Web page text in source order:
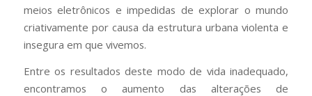
meios eletrônicos e impedidas de explorar o mundo
criativamente por causa da estrutura urbana violenta e
insegura em que vivemos.
Entre os resultados deste modo de vida inadequado,
encontramos o aumento das alterações de